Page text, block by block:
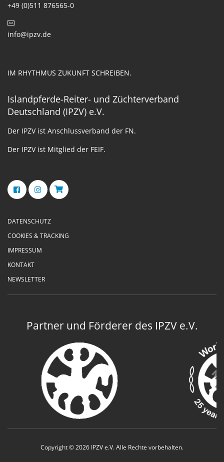
+49 (0)511 876565-0
info@ipzv.de
IM RHYTHMUS ZUKUNFT SCHREIBEN.
Islandpferde-Reiter- und Züchterverband
Deutschland (IPZV) e.V.
Der IPZV ist Anschlussverband der FN.
Der IPZV ist Mitglied der FEIF.
DATENSCHUTZ
COOKIES & TRACKING
IMPRESSUM
KONTAKT
NEWSLETTER
Partner und Förderer des IPZV e.V.
Copyright © 2026 IPZV e.V. Alle Rechte vorbehalten.